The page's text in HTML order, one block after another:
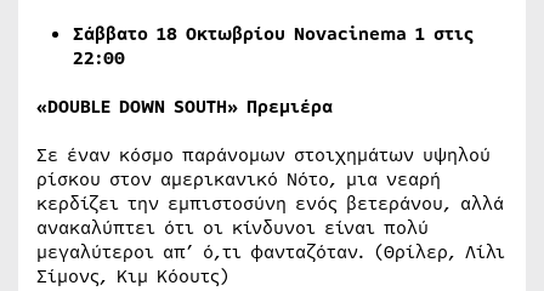
Σάββατο 18 Οκτωβρίου Νovacinema 1 στις
22:00
«DOUBLE DOWN SOUTH» Πρεμιέρα
Σε έναν κόσμο παράνομων στοιχημάτων υψηλού
ρίσκου στον αμερικανικό Νότο, μια νεαρή
κερδίζει την εμπιστοσύνη ενός βετεράνου, αλλά
ανακαλύπτει ότι οι κίνδυνοι είναι πολύ
μεγαλύτεροι απ’ ό,τι φανταζόταν. (Θρίλερ, Λίλι
Σίμονς, Κιμ Κόουτς)